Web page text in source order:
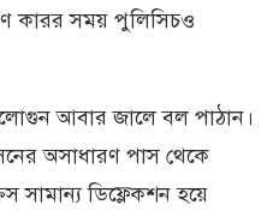
কারর সময় পুলিসিচও
আবার জালে বল পাঠান।
অসাধারণ পাস থেকে
সামান্য ডিফ্লেকশন হয়ে